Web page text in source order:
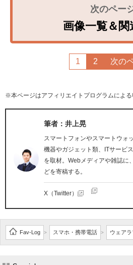
画像一覧＆関
1 2 次の
※本ページはアフィリエイトプログラムによ
筆者：井上晃
スマートフォンやスマートウォ
機器やガジェット類、ITサービ
を取材。Webメディアや雑誌に
どを寄稿する。
X（Twitter）
Fav-Log > スマホ・携帯電話 > ウェア